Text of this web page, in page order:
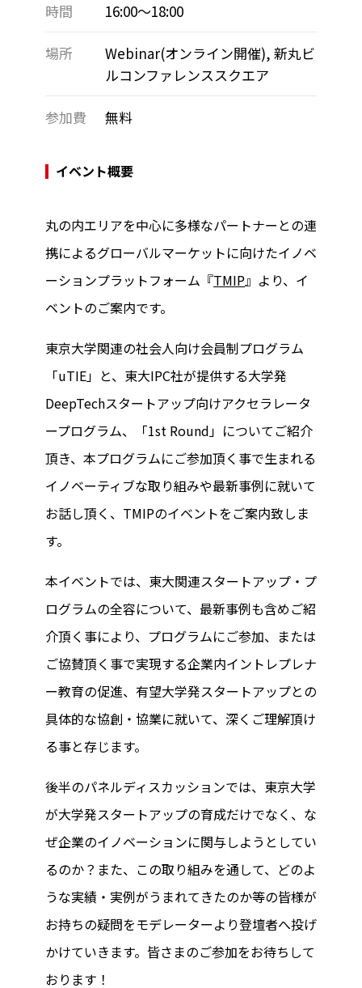
時間 16:00～18:00
場所
Webinar(オンライン開催), 新丸ビ
ルコンファレンススクエア
参加費 無料
イベント概要
丸の内エリアを中心に多様なパートナーとの連
携によるグローバルマーケットに向けたイノベ
ーションプラットフォーム『TMIP』より、イ
ベントのご案内です。
東京大学関連の社会人向け会員制プログラム
「uTIE」と、東大IPC社が提供する大学発
DeepTechスタートアップ向けアクセラレータ
ープログラム、「1st Round」についてご紹介
頂き、本プログラムにご参加頂く事で生まれる
イノベーティブな取り組みや最新事例に就いて
お話し頂く、TMIPのイベントをご案内致しま
す。
本イベントでは、東大関連スタートアップ・プ
ログラムの全容について、最新事例も含めご紹
介頂く事により、プログラムにご参加、または
ご協賛頂く事で実現する企業内イントレプレナ
ー教育の促進、有望大学発スタートアップとの
具体的な協創・協業に就いて、深くご理解頂け
る事と存じます。
後半のパネルディスカッションでは、東京大学
が大学発スタートアップの育成だけでなく、な
ぜ企業のイノベーションに関与しようとしてい
るのか？また、この取り組みを通して、どのよ
うな実績・実例がうまれてきたのか等の皆様が
お持ちの疑問をモデレーターより登壇者へ投げ
かけていきます。皆さまのご参加をお待ちして
おります！